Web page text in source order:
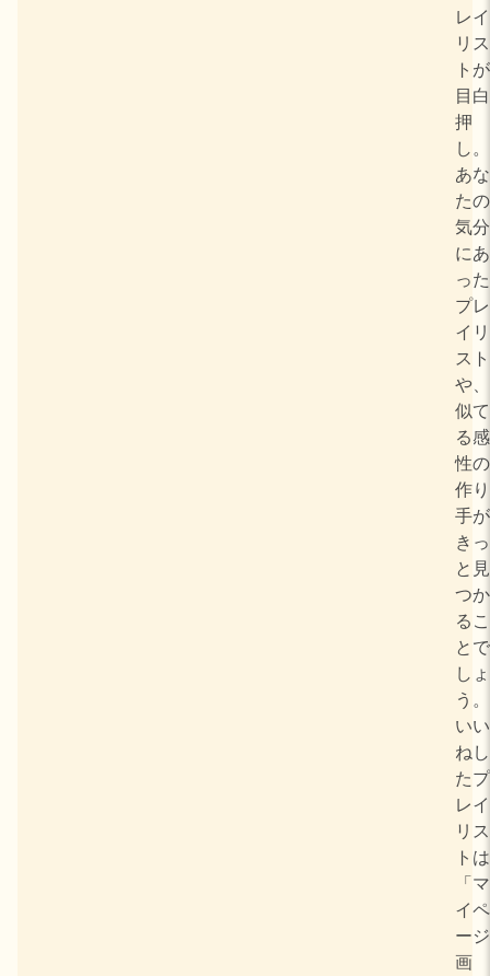
レイ
リス
トが
目白
押
し。
あな
たの
気分
にあ
った
プレ
イリ
スト
や、
似て
る感
性の
作り
手が
きっ
と見
つか
るこ
とで
しょ
う。
いい
ねし
たプ
レイ
リス
トは
「マ
イペ
ージ
画